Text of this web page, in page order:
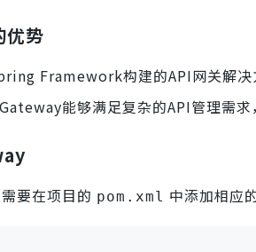
势
Framework构建的API网关解决
能够满足复杂的API管理需求
要在项目的 pom.xml 中添加相应